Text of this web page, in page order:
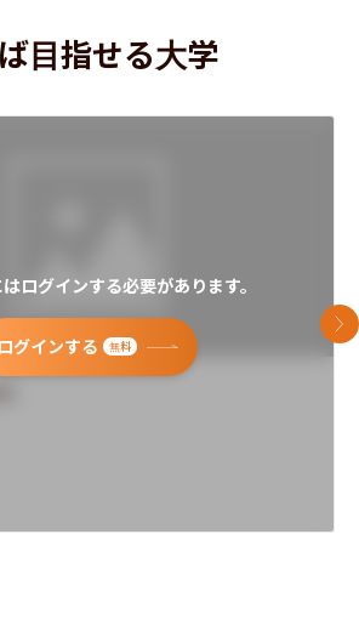
目指せる大学
ログインする必要があります。
ログインする 無料
次